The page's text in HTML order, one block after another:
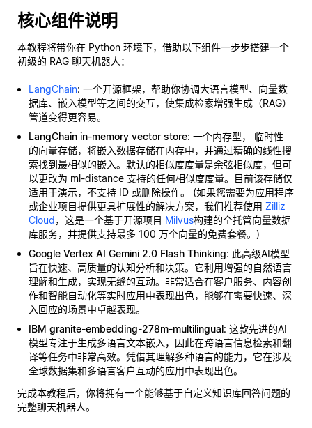
核心组件说明
本教程将带你在 Python 环境下，借助以下组件一步步搭建一个
初级的 RAG 聊天机器人：
LangChain: 一个开源框架，帮助你协调大语言模型、向量数
据库、嵌入模型等之间的交互，使集成检索增强生成（RAG）
管道变得更容易。
LangChain in-memory vector store: 一个内存型， 临时性
的向量存储，将嵌入数据存储在内存中，并通过精确的线性搜
索找到最相似的嵌入。默认的相似度度量是余弦相似度，但可
以更改为 ml-distance 支持的任何相似度度量。目前该存储仅
适用于演示，不支持 ID 或删除操作。 (如果您需要为应用程序
或企业项目提供更具扩展性的解决方案，我们推荐使用 Zilliz
Cloud，这是一个基于开源项目 Milvus构建的全托管向量数据
库服务，并提供支持最多 100 万个向量的免费套餐。)
Google Vertex AI Gemini 2.0 Flash Thinking: 此高级AI模型
旨在快速、高质量的认知分析和决策。它利用增强的自然语言
理解和生成，实现无缝的互动。非常适合在客户服务、内容创
作和智能自动化等实时应用中表现出色，能够在需要快速、深
入回应的场景中卓越表现。
IBM granite-embedding-278m-multilingual: 这款先进的AI
模型专注于生成多语言文本嵌入，因此在跨语言信息检索和翻
译等任务中非常高效。凭借其理解多种语言的能力，它在涉及
全球数据集和多语言客户互动的应用中表现出色。
完成本教程后，你将拥有一个能够基于自定义知识库回答问题的
完整聊天机器人。